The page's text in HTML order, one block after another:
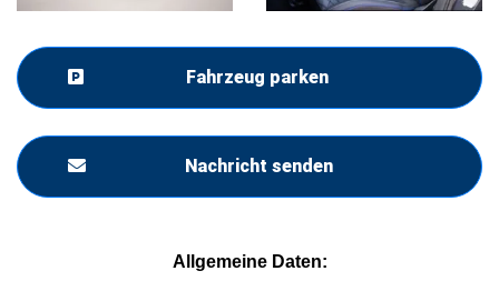
Fahrzeug parken
Nachricht senden
Allgemeine Daten: